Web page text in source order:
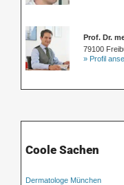
Prof. Dr.
79100
» Profil
Coole Sachen
Dermatologe München